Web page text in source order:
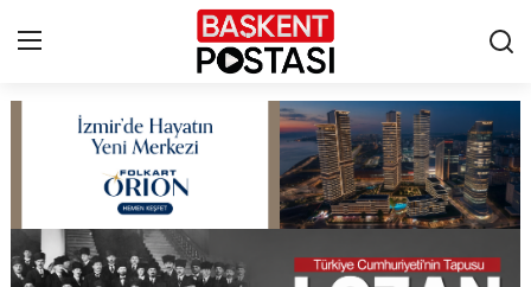
Çerez Politikası
Künye